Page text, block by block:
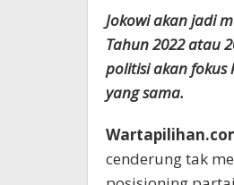
Jokowi akan jadi
Tahun 2022 atau
politisi akan fokus
yang sama.
cenderung tak